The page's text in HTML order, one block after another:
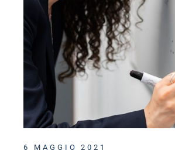
6 MAGGIO 2021